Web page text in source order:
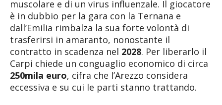
muscolare e di un virus influenzale. Il giocatore
è in dubbio per la gara con la Ternana e
dall’Emilia rimbalza la sua forte volontà di
trasferirsi in amaranto, nonostante il
contratto in scadenza nel 2028. Per liberarlo il
Carpi chiede un conguaglio economico di circa
250mila euro, cifra che l’Arezzo considera
eccessiva e su cui le parti stanno trattando.